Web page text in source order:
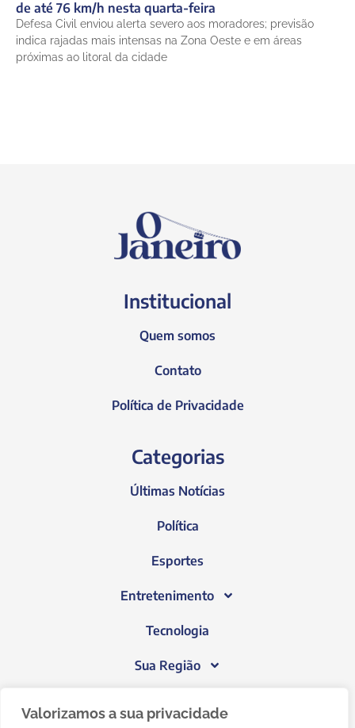
Valorizamos a sua privacidade
de até 76 km/h nesta quarta-feira
Defesa Civil enviou alerta severo aos moradores; previsão
indica rajadas mais intensas na Zona Oeste e em áreas
próximas ao litoral da cidade
Institucional
Quem somos
Contato
Política de Privacidade
Categorias
Últimas Notícias
Política
Esportes
Entretenimento
Tecnologia
Sua Região